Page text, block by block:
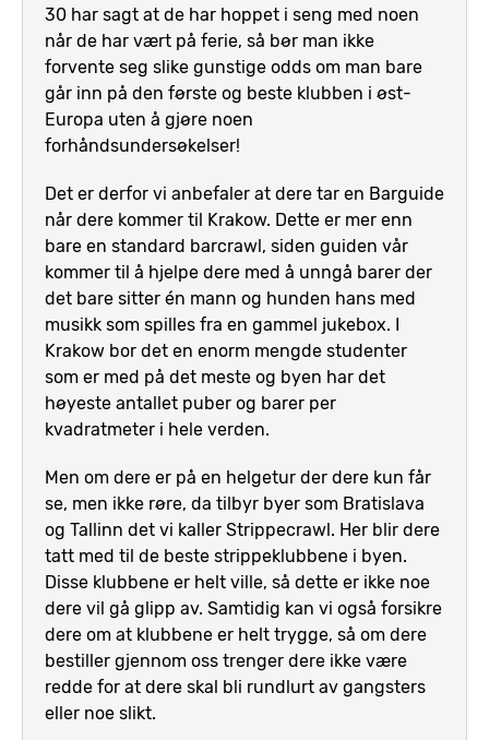
30 har sagt at de har hoppet i seng med noen
når de har vært på ferie, så bør man ikke
forvente seg slike gunstige odds om man bare
går inn på den første og beste klubben i øst-
Europa uten å gjøre noen
forhåndsundersøkelser!
Det er derfor vi anbefaler at dere tar en Barguide
når dere kommer til Krakow. Dette er mer enn
bare en standard barcrawl, siden guiden vår
kommer til å hjelpe dere med å unngå barer der
det bare sitter én mann og hunden hans med
musikk som spilles fra en gammel jukebox. I
Krakow bor det en enorm mengde studenter
som er med på det meste og byen har det
høyeste antallet puber og barer per
kvadratmeter i hele verden.
Men om dere er på en helgetur der dere kun får
se, men ikke røre, da tilbyr byer som Bratislava
og Tallinn det vi kaller Strippecrawl. Her blir dere
tatt med til de beste strippeklubbene i byen.
Disse klubbene er helt ville, så dette er ikke noe
dere vil gå glipp av. Samtidig kan vi også forsikre
dere om at klubbene er helt trygge, så om dere
bestiller gjennom oss trenger dere ikke være
redde for at dere skal bli rundlurt av gangsters
eller noe slikt.